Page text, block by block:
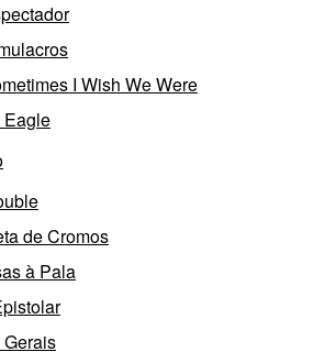
I Wish We Were
Eagle
de Cromos
à Pala